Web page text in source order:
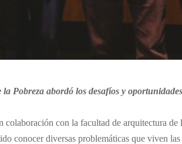
Pobreza abordó los desafíos y
con la facultad de arquitectura
conocer diversas problemáticas que viven las